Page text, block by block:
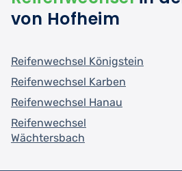
von Hofheim
Reifenwechsel Königstein
Reifenwechsel Karben
Reifenwechsel Hanau
Reifenwechsel
Wächtersbach